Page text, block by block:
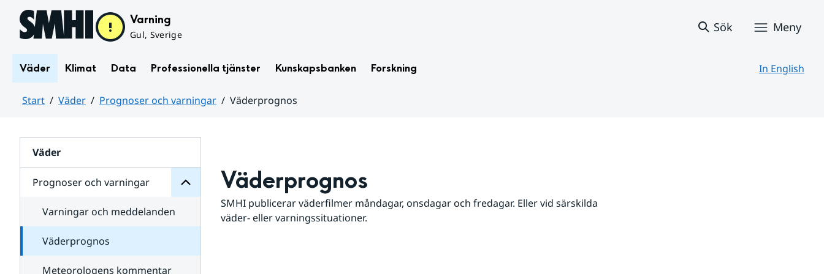
Hoppa till sidans innehåll Varning
Gul, Sverige
Sök Meny
Väder Klimat Data Professionella tjänster Kunskapsbanken Forskning In English
Start Väder Prognoser och varningar
Väderprognos
Väder
Prognoser och varningar
för
varningar
Varningar och meddelanden
Väderprognos
Meteorologens kommentar
Väderprognos
SMHI publicerar väderfilmer måndagar, onsdagar och fredagar. Eller vid särskilda
väder- eller varningssituationer.